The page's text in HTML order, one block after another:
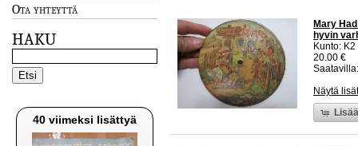
Ota yhteyttä
HAKU
40 viimeksi lisättyä
Mary
hyvin
Kunto:
20.00 €
Näytä